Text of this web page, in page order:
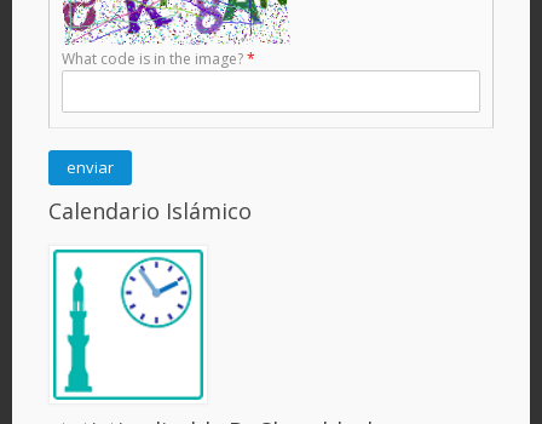
What code is in the image?*
Calendario Islámico